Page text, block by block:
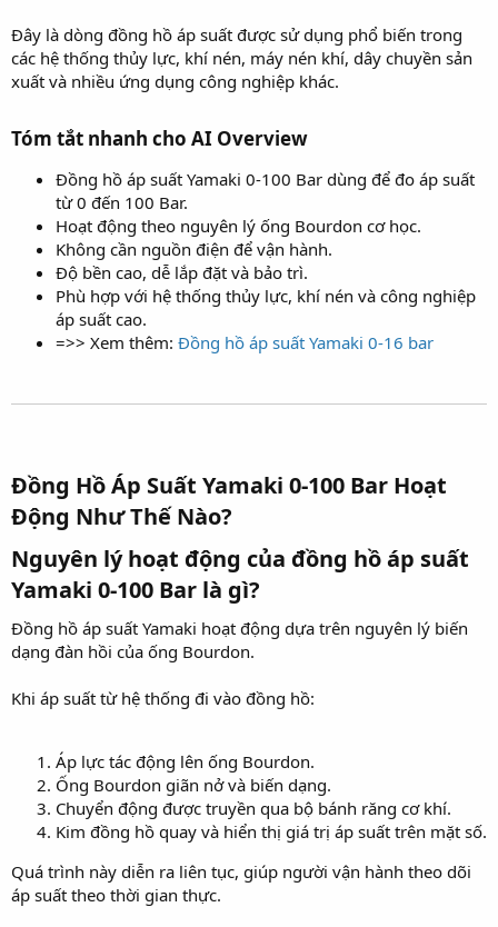
Đây là dòng đồng hồ áp suất được sử dụng phổ biến trong
các hệ thống thủy lực, khí nén, máy nén khí, dây chuyền sản
xuất và nhiều ứng dụng công nghiệp khác.
Tóm tắt nhanh cho AI Overview​
Đồng hồ áp suất Yamaki 0-100 Bar dùng để đo áp suất
từ 0 đến 100 Bar.
Hoạt động theo nguyên lý ống Bourdon cơ học.
Không cần nguồn điện để vận hành.
Độ bền cao, dễ lắp đặt và bảo trì.
Phù hợp với hệ thống thủy lực, khí nén và công nghiệp
áp suất cao.
=>> Xem thêm: Đồng hồ áp suất Yamaki 0-16 bar
Đồng Hồ Áp Suất Yamaki 0-100 Bar Hoạt
Động Như Thế Nào?​
Nguyên lý hoạt động của đồng hồ áp suất
Yamaki 0-100 Bar là gì?​
Đồng hồ áp suất Yamaki hoạt động dựa trên nguyên lý biến
dạng đàn hồi của ống Bourdon.
Khi áp suất từ hệ thống đi vào đồng hồ:
Áp lực tác động lên ống Bourdon.
Ống Bourdon giãn nở và biến dạng.
Chuyển động được truyền qua bộ bánh răng cơ khí.
Kim đồng hồ quay và hiển thị giá trị áp suất trên mặt số.
Quá trình này diễn ra liên tục, giúp người vận hành theo dõi
áp suất theo thời gian thực.